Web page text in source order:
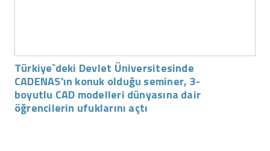
Türkiye`deki Devlet Üniversitesinde
CADENAS'ın konuk olduğu seminer, 3-
boyutlu CAD modelleri dünyasına dair
öğrencilerin ufuklarını açtı